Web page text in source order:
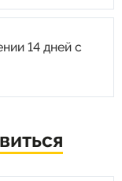
14 дней с